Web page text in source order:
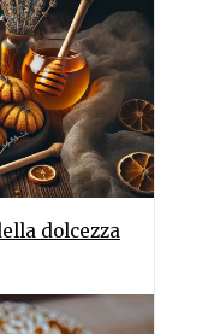
dolcezza